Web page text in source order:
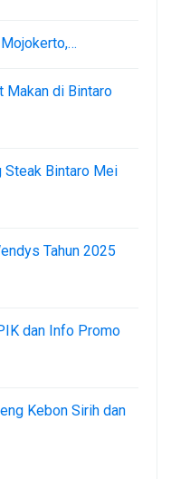
Makan di Bintaro
Steak Bintaro Mei
Tahun 2025
dan Info Promo
Kebon Sirih dan